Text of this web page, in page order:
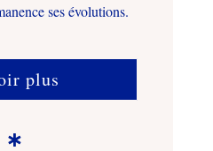
ses évolutions.
plus
